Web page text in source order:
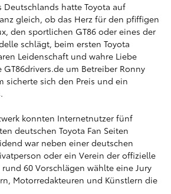
Deutschlands hatte Toyota auf
gleich, ob das Herz für den pfiffigen
den sportlichen GT86 oder eines der
schlägt, beim ersten Toyota
Leidenschaft und wahre Liebe
um Betreiber Ronny
sicherte sich den Preis und ein
konnten Internetnutzer fünf
deutschen Toyota Fan Seiten
war neben einer deutschen
oder ein Verein der offizielle
60 Vorschlägen wählte eine Jury
Motorredakteuren und Künstlern die